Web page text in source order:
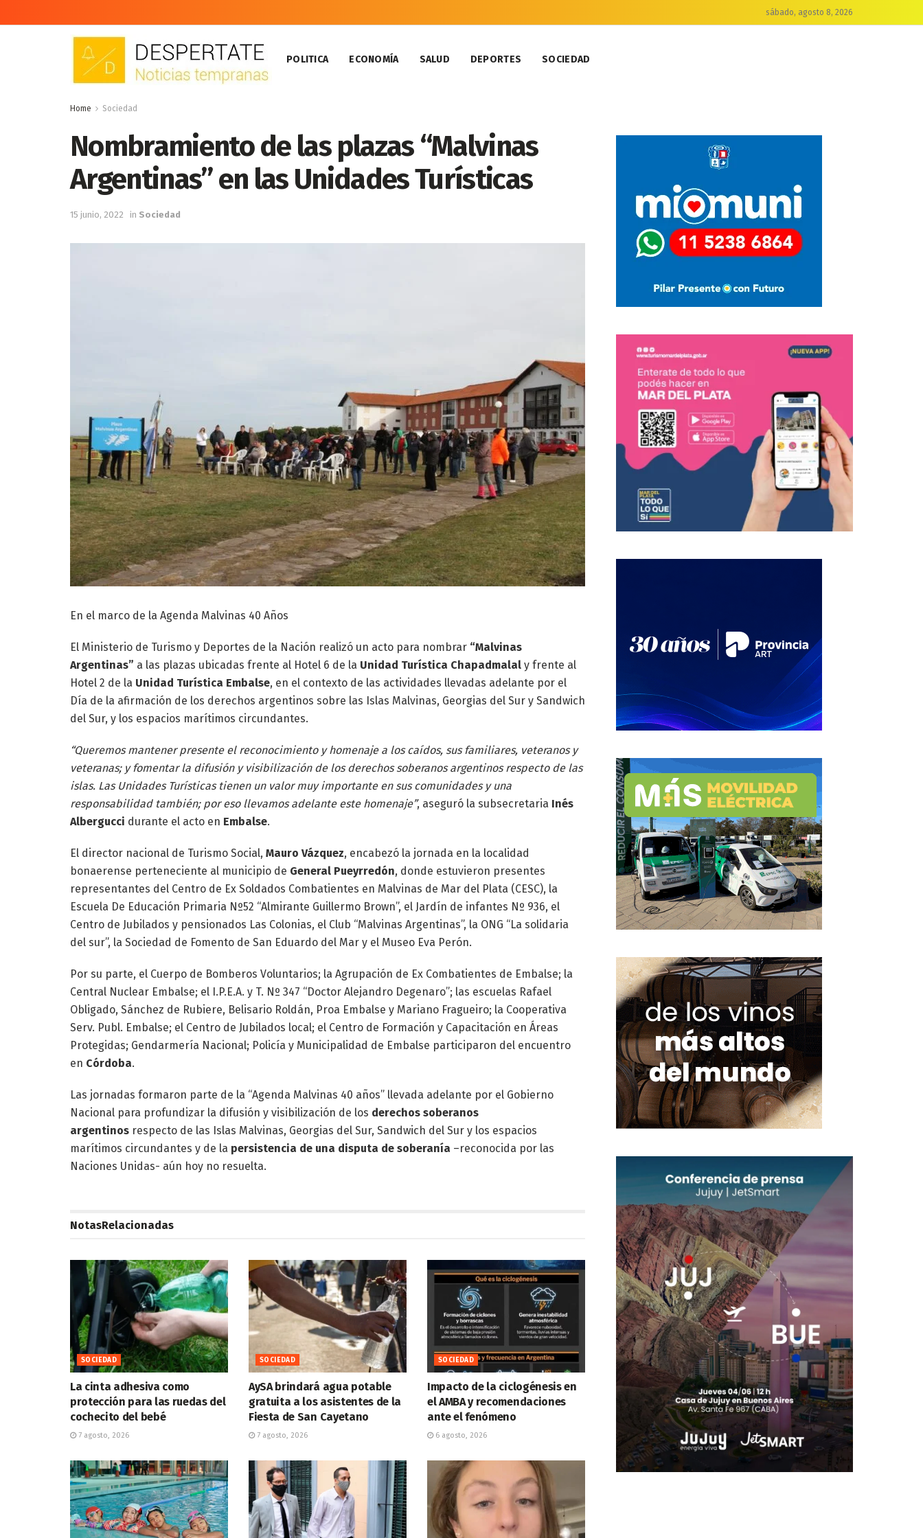
sábado, agosto 8, 2026
POLITICA ECONOMÍA SALUD DEPORTES SOCIEDAD
Home Sociedad
Nombramiento de las plazas “Malvinas
Argentinas” en las Unidades Turísticas
15 junio, 2022 in Sociedad
En el marco de la Agenda Malvinas 40 Años
El Ministerio de Turismo y Deportes de la Nación realizó un acto para nombrar “Malvinas
Argentinas” a las plazas ubicadas frente al Hotel 6 de la Unidad Turística Chapadmalal y frente al
Hotel 2 de la Unidad Turística Embalse, en el contexto de las actividades llevadas adelante por el
Día de la afirmación de los derechos argentinos sobre las Islas Malvinas, Georgias del Sur y Sandwich
del Sur, y los espacios marítimos circundantes.
“Queremos mantener presente el reconocimiento y homenaje a los caídos, sus familiares, veteranos y
veteranas; y fomentar la difusión y visibilización de los derechos soberanos argentinos respecto de las
islas. Las Unidades Turísticas tienen un valor muy importante en sus comunidades y una
responsabilidad también; por eso llevamos adelante este homenaje”, aseguró la subsecretaria Inés
Albergucci durante el acto en Embalse.
El director nacional de Turismo Social, Mauro Vázquez, encabezó la jornada en la localidad
bonaerense perteneciente al municipio de General Pueyrredón, donde estuvieron presentes
representantes del Centro de Ex Soldados Combatientes en Malvinas de Mar del Plata (CESC), la
Escuela De Educación Primaria Nº52 “Almirante Guillermo Brown”, el Jardín de infantes Nº 936, el
Centro de Jubilados y pensionados Las Colonias, el Club “Malvinas Argentinas”, la ONG “La solidaria
del sur”, la Sociedad de Fomento de San Eduardo del Mar y el Museo Eva Perón.
Por su parte, el Cuerpo de Bomberos Voluntarios; la Agrupación de Ex Combatientes de Embalse; la
Central Nuclear Embalse; el I.P.E.A. y T. Nº 347 “Doctor Alejandro Degenaro”; las escuelas Rafael
Obligado, Sánchez de Rubiere, Belisario Roldán, Proa Embalse y Mariano Fragueiro; la Cooperativa
Serv. Publ. Embalse; el Centro de Jubilados local; el Centro de Formación y Capacitación en Áreas
Protegidas; Gendarmería Nacional; Policía y Municipalidad de Embalse participaron del encuentro
en Córdoba.
Las jornadas formaron parte de la “Agenda Malvinas 40 años” llevada adelante por el Gobierno
Nacional para profundizar la difusión y visibilización de los derechos soberanos
argentinos respecto de las Islas Malvinas, Georgias del Sur, Sandwich del Sur y los espacios
marítimos circundantes y de la persistencia de una disputa de soberanía –reconocida por las
Naciones Unidas- aún hoy no resuelta.
NotasRelacionadas
SOCIEDAD
La cinta adhesiva como
protección para las ruedas del
cochecito del bebé
7 agosto, 2026
SOCIEDAD
AySA brindará agua potable
gratuita a los asistentes de la
Fiesta de San Cayetano
7 agosto, 2026
SOCIEDAD
Impacto de la ciclogénesis en
el AMBA y recomendaciones
ante el fenómeno
6 agosto, 2026